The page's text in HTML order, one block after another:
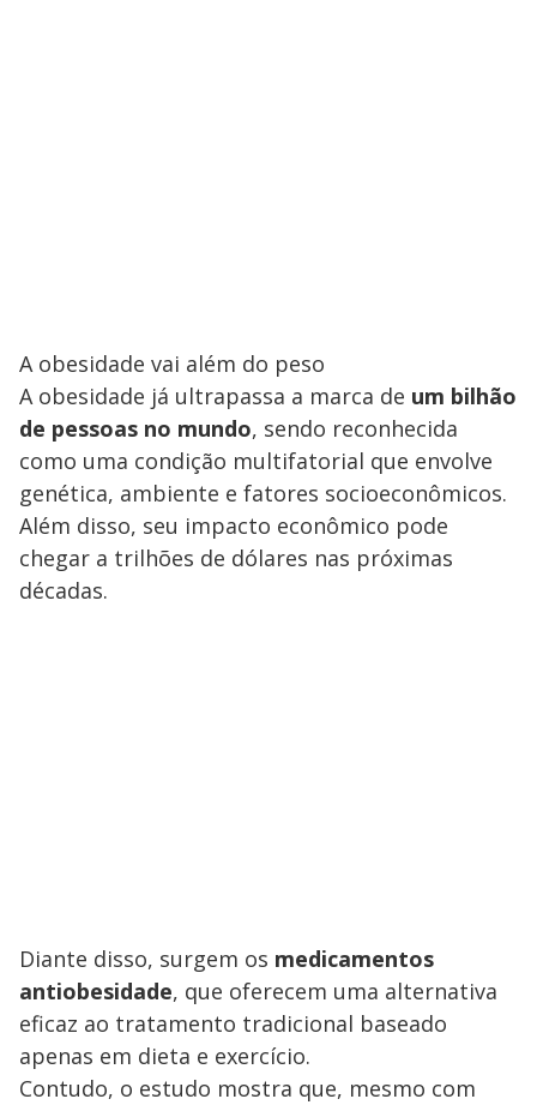
A obesidade vai além do peso
A obesidade já ultrapassa a marca de um bilhão
de pessoas no mundo, sendo reconhecida
como uma condição multifatorial que envolve
genética, ambiente e fatores socioeconômicos.
Além disso, seu impacto econômico pode
chegar a trilhões de dólares nas próximas
décadas.
Diante disso, surgem os medicamentos
antiobesidade, que oferecem uma alternativa
eficaz ao tratamento tradicional baseado
apenas em dieta e exercício.
Contudo, o estudo mostra que, mesmo com